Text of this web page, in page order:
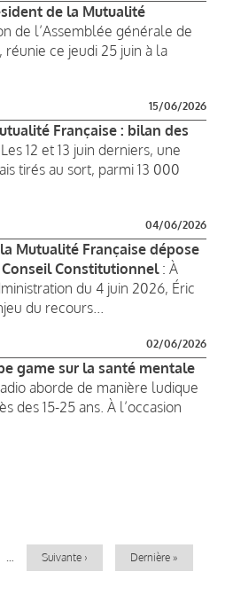
de la Mutualité
de l’Assemblée générale de
réunie ce jeudi 25 juin à la
15/06/2026
Française : bilan des
12 et 13 juin derniers, une
tirés au sort, parmi 13 000
04/06/2026
Mutualité Française dépose
Constitutionnel: À
du 4 juin 2026, Éric
du recours...
02/06/2026
game sur la santé mentale
aborde de manière ludique
des 15-25 ans. À l’occasion
Page
Suivante ›
Dernière
Dernière »